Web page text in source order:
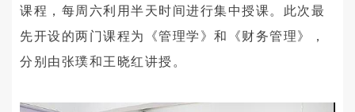
课程，每周六利用半天时间进行集中授课。此次最
先开设的两门课程为《管理学》和《财务管理》，
分别由张璞和王晓红讲授。